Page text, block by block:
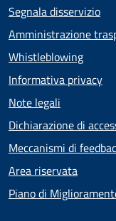
Segnala disservizio
Amministrazione
Whistleblowing
Informativa privacy
Note legali
Dichiarazione di
Meccanismi di
Area riservata
Piano di